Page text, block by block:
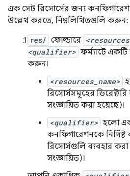
এক সেট রিসোর্সের জন্য
উল্লেখ করতে, নিম্নলিখিতগুলি করুন:
res/ ফোল্ডারে
<qualifier> ফর্ম্যাটে
করুন।
<resources_name>
রিসোর্সসমূহের
সংজ্ঞায়িত করা হয়েছে)।
<qualifier> হলো
কনফিগারেশনকে
রিসোর্সগুলি ব্যবহার
সংজ্ঞায়িত)।